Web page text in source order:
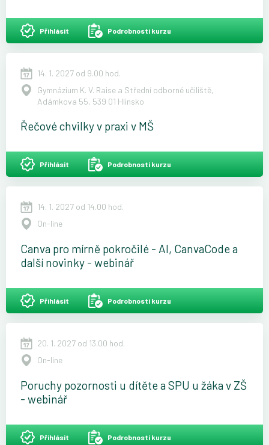
Přihlásit Podrobnosti kurzu
14. 1. 2027 od 9.00 hod.
Gymnázium K. V. Raise a Střední odborné učiliště,
Adámkova 55, 539 01 Hlinsko
Řečové chvilky v praxi v MŠ
Přihlásit Podrobnosti kurzu
14. 1. 2027 od 14.00 hod.
On-line
Canva pro mírně pokročilé - AI, CanvaCode a
další novinky - webinář
Přihlásit Podrobnosti kurzu
20. 1. 2027 od 13.00 hod.
On-line
Poruchy pozornosti u dítěte a SPU u žáka v ZŠ
- webinář
Přihlásit Podrobnosti kurzu